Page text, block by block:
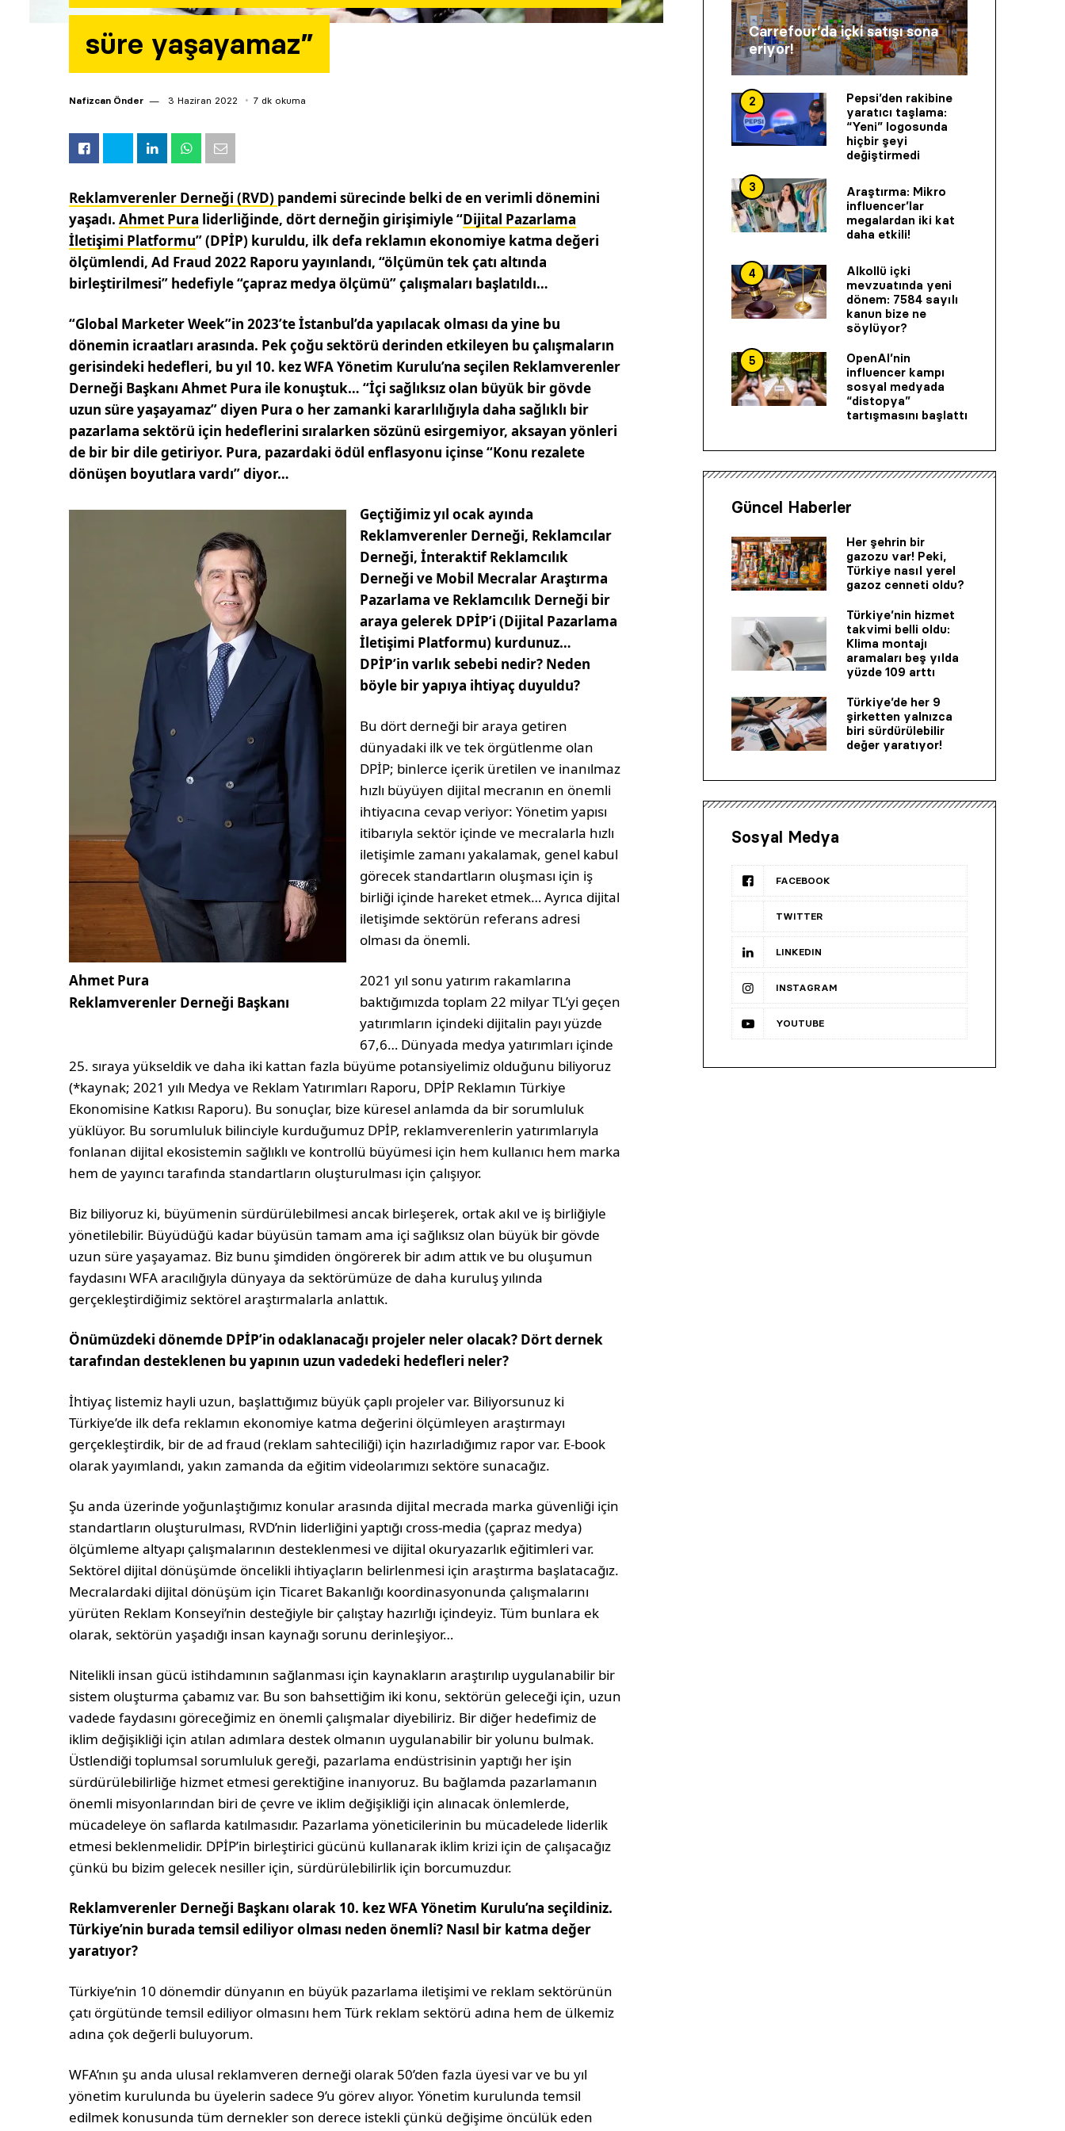
süre yaşayamaz”
Nafizcan Önder 3 Haziran 2022 7 dk okuma
Reklamverenler Derneği (RVD) pandemi sürecinde belki de en verimli dönemini
yaşadı.Ahmet Pura liderliğinde, dört derneğin girişimiyle “Dijital Pazarlama
İletişimi Platformu” (DPİP) kuruldu, ilk defa reklamın ekonomiye katma değeri
ölçümlendi, Ad Fraud 2022 Raporu yayınlandı, “ölçümün tek çatı altında
birleştirilmesi” hedefiyle “çapraz medya ölçümü” çalışmaları başlatıldı…
“Global Marketer Week”in 2023’te İstanbul’da yapılacak olması da yine bu
dönemin icraatları arasında. Pek çoğu sektörü derinden etkileyen bu çalışmaların
gerisindeki hedefleri, bu yıl 10. kez WFA Yönetim Kurulu’na seçilen Reklamverenler
Derneği Başkanı Ahmet Pura ile konuştuk… “İçi sağlıksız olan büyük bir gövde
uzun süre yaşayamaz” diyen Pura o her zamanki kararlılığıyla daha sağlıklı bir
pazarlama sektörü için hedeflerini sıralarken sözünü esirgemiyor, aksayan yönleri
de bir bir dile getiriyor. Pura, pazardaki ödül enflasyonu içinse “Konu rezalete
dönüşen boyutlara vardı” diyor…
Ahmet Pura
Reklamverenler Derneği Başkanı
Geçtiğimiz yıl ocak ayında
Reklamverenler Derneği, Reklamcılar
Derneği, İnteraktif Reklamcılık
Derneği ve Mobil Mecralar Araştırma
Pazarlama ve Reklamcılık Derneği bir
araya gelerek DPİP’i (Dijital Pazarlama
İletişimi Platformu) kurdunuz…
DPİP’in varlık sebebi nedir? Neden
böyle bir yapıya ihtiyaç duyuldu?
Bu dört derneği bir araya getiren
dünyadaki ilk ve tek örgütlenme olan
DPİP; binlerce içerik üretilen ve inanılmaz
hızlı büyüyen dijital mecranın en önemli
ihtiyacına cevap veriyor: Yönetim yapısı
itibarıyla sektör içinde ve mecralarla hızlı
iletişimle zamanı yakalamak, genel kabul
görecek standartların oluşması için iş
birliği içinde hareket etmek… Ayrıca dijital
iletişimde sektörün referans adresi
olması da önemli.
2021 yıl sonu yatırım rakamlarına
baktığımızda toplam 22 milyar TL’yi geçen
yatırımların içindeki dijitalin payı yüzde
67,6… Dünyada medya yatırımları içinde
25. sıraya yükseldik ve daha iki kattan fazla büyüme potansiyelimiz olduğunu biliyoruz
(*kaynak; 2021 yılı Medya ve Reklam Yatırımları Raporu, DPİP Reklamın Türkiye
Ekonomisine Katkısı Raporu). Bu sonuçlar, bize küresel anlamda da bir sorumluluk
yüklüyor. Bu sorumluluk bilinciyle kurduğumuz DPİP, reklamverenlerin yatırımlarıyla
fonlanan dijital ekosistemin sağlıklı ve kontrollü büyümesi için hem kullanıcı hem marka
hem de yayıncı tarafında standartların oluşturulması için çalışıyor.
Biz biliyoruz ki, büyümenin sürdürülebilmesi ancak birleşerek, ortak akıl ve iş birliğiyle
yönetilebilir. Büyüdüğü kadar büyüsün tamam ama içi sağlıksız olan büyük bir gövde
uzun süre yaşayamaz. Biz bunu şimdiden öngörerek bir adım attık ve bu oluşumun
faydasını WFA aracılığıyla dünyaya da sektörümüze de daha kuruluş yılında
gerçekleştirdiğimiz sektörel araştırmalarla anlattık.
Önümüzdeki dönemde DPİP’in odaklanacağı projeler neler olacak? Dört dernek
tarafından desteklenen bu yapının uzun vadedeki hedefleri neler?
İhtiyaç listemiz hayli uzun, başlattığımız büyük çaplı projeler var. Biliyorsunuz ki
Türkiye’de ilk defa reklamın ekonomiye katma değerini ölçümleyen araştırmayı
gerçekleştirdik, bir de ad fraud (reklam sahteciliği) için hazırladığımız rapor var. E-book
olarak yayımlandı, yakın zamanda da eğitim videolarımızı sektöre sunacağız.
Şu anda üzerinde yoğunlaştığımız konular arasında dijital mecrada marka güvenliği için
standartların oluşturulması, RVD’nin liderliğini yaptığı cross-media (çapraz medya)
ölçümleme altyapı çalışmalarının desteklenmesi ve dijital okuryazarlık eğitimleri var.
Sektörel dijital dönüşümde öncelikli ihtiyaçların belirlenmesi için araştırma başlatacağız.
Mecralardaki dijital dönüşüm için Ticaret Bakanlığı koordinasyonunda çalışmalarını
yürüten Reklam Konseyi’nin desteğiyle bir çalıştay hazırlığı içindeyiz. Tüm bunlara ek
olarak, sektörün yaşadığı insan kaynağı sorunu derinleşiyor…
Nitelikli insan gücü istihdamının sağlanması için kaynakların araştırılıp uygulanabilir bir
sistem oluşturma çabamız var. Bu son bahsettiğim iki konu, sektörün geleceği için, uzun
vadede faydasını göreceğimiz en önemli çalışmalar diyebiliriz. Bir diğer hedefimiz de
iklim değişikliği için atılan adımlara destek olmanın uygulanabilir bir yolunu bulmak.
Üstlendiği toplumsal sorumluluk gereği, pazarlama endüstrisinin yaptığı her işin
sürdürülebilirliğe hizmet etmesi gerektiğine inanıyoruz. Bu bağlamda pazarlamanın
önemli misyonlarından biri de çevre ve iklim değişikliği için alınacak önlemlerde,
mücadeleye ön saflarda katılmasıdır. Pazarlama yöneticilerinin bu mücadelede liderlik
etmesi beklenmelidir. DPİP’in birleştirici gücünü kullanarak iklim krizi için de çalışacağız
çünkü bu bizim gelecek nesiller için, sürdürülebilirlik için borcumuzdur.
Reklamverenler Derneği Başkanı olarak 10. kez WFA Yönetim Kurulu’na seçildiniz.
Türkiye’nin burada temsil ediliyor olması neden önemli? Nasıl bir katma değer
yaratıyor?
Türkiye’nin 10 dönemdir dünyanın en büyük pazarlama iletişimi ve reklam sektörünün
çatı örgütünde temsil ediliyor olmasını hem Türk reklam sektörü adına hem de ülkemiz
adına çok değerli buluyorum.
WFA’nın şu anda ulusal reklamveren derneği olarak 50’den fazla üyesi var ve bu yıl
yönetim kurulunda bu üyelerin sadece 9’u görev alıyor. Yönetim kurulunda temsil
edilmek konusunda tüm dernekler son derece istekli çünkü değişime öncülük eden
Carrefour’da içki satışı sona
eriyor!
2
Pepsi’den rakibine
yaratıcı taşlama:
“Yeni” logosunda
hiçbir şeyi
değiştirmedi
3
Araştırma: Mikro
influencer’lar
megalardan iki kat
daha etkili!
4
Alkollü içki
mevzuatında yeni
dönem: 7584 sayılı
kanun bize ne
söylüyor?
5
OpenAI’nin
influencer kampı
sosyal medyada
“distopya”
tartışmasını başlattı
Güncel Haberler
Her şehrin bir
gazozu var! Peki,
Türkiye nasıl yerel
gazoz cenneti oldu?
Türkiye’nin hizmet
takvimi belli oldu:
Klima montajı
aramaları beş yılda
yüzde 109 arttı
Türkiye’de her 9
şirketten yalnızca
biri sürdürülebilir
değer yaratıyor!
Sosyal Medya
FACEBOOK
TWITTER
LINKEDIN
INSTAGRAM
YOUTUBE